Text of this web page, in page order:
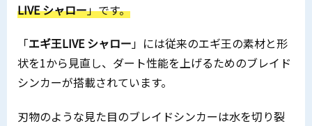
LIVE シャロー」です。
「エギ王LIVE シャロー」には従来のエギ王の素材と形
状を1から見直し、ダート性能を上げるためのブレイド
シンカーが搭載されています。
刃物のような見た目のブレイドシンカーは水を切り裂